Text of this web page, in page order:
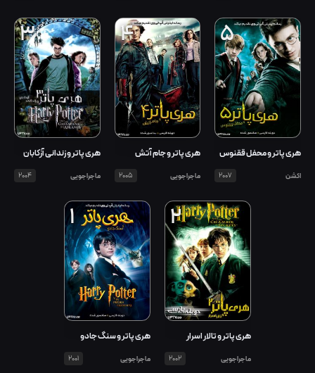
5
هری پاتر و محفل ققنوس
اکشن 2007
4
هری پاتر و جام آتش
ماجراجویی 2005
3
هری پاتر و زندانی آزکابان
ماجراجویی 2004
2
هری پاتر و تالار اسرار
ماجراجویی 2002
1
هری پاتر و سنگ جادو
ماجراجویی 2001